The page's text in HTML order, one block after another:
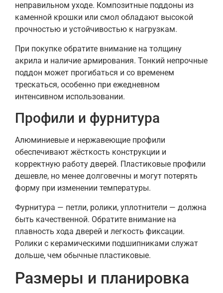
неправильном уходе. Композитные поддоны из
каменной крошки или смол обладают высокой
прочностью и устойчивостью к нагрузкам.
При покупке обратите внимание на толщину
акрила и наличие армирования. Тонкий непрочные
поддон может прогибаться и со временем
трескаться, особенно при ежедневном
интенсивном использовании.
Профили и фурнитура
Алюминиевые и нержавеющие профили
обеспечивают жёсткость конструкции и
корректную работу дверей. Пластиковые профили
дешевле, но менее долговечны и могут потерять
форму при изменении температуры.
Фурнитура — петли, ролики, уплотнители — должна
быть качественной. Обратите внимание на
плавность хода дверей и легкость фиксации.
Ролики с керамическими подшипниками служат
дольше, чем обычные пластиковые.
Размеры и планировка